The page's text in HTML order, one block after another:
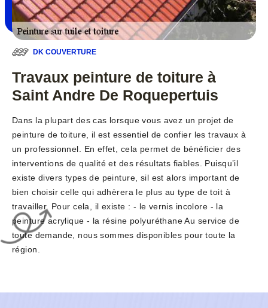
DK COUVERTURE
Travaux peinture de toiture à
Saint Andre De Roquepertuis
Dans la plupart des cas lorsque vous avez un projet de
peinture de toiture, il est essentiel de confier les travaux à
un professionnel. En effet, cela permet de bénéficier des
interventions de qualité et des résultats fiables. Puisqu’il
existe divers types de peinture, sil est alors important de
bien choisir celle qui adhèrera le plus au type de toit à
travailler. Pour cela, il existe : - le vernis incolore - la
peinture acrylique - la résine polyuréthane Au service de
toute demande, nous sommes disponibles pour toute la
région.